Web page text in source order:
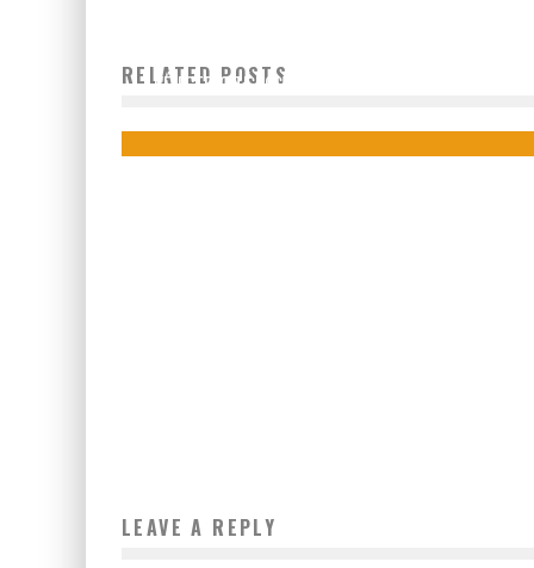
RELATED POSTS
L’ÉLECTRICITÉ POUR DES PRODUCTEURS DE CACAO
LEAVE A REPLY